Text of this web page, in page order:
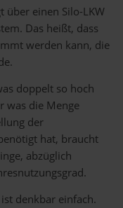
über einen Silo-LKW
Das heißt, dass
werden kann, die
doppelt so hoch
was die Menge
der
hat, braucht
abzüglich
denkbar einfach.